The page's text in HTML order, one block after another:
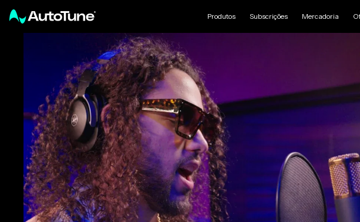
Produtos Subscrições Mercadoria